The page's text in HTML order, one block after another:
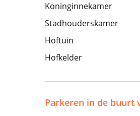
Koninginnekamer
Stadhouderskamer
Hoftuin
Hofkelder
Parkeren in de buurt